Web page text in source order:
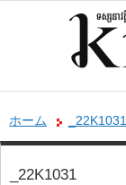
ホーム _22K1031
_22K1031